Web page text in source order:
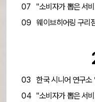
07
"소비자가 뽑은 서
09
웨이브히어링 구리
03
한국 시니어 연구
04
"소비자가 뽑은 서